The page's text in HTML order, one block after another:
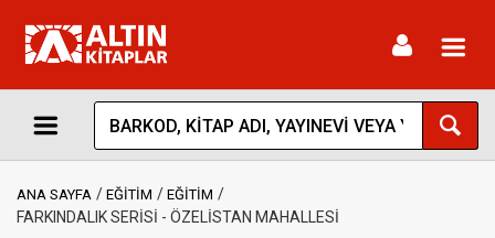
ANA SAYFA EĞİTİM EĞİTİM
FARKINDALIK SERİSİ - ÖZELİSTAN MAHALLESİ